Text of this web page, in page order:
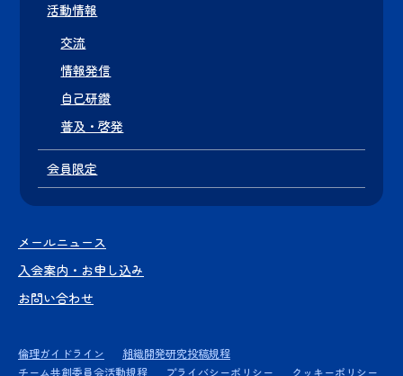
活動情報
交流
情報発信
自己研鑽
普及・啓発
会員限定
メールニュース
入会案内・お申し込み
お問い合わせ
倫理ガイドライン
組織開発研究投稿規程
チーム共創委員会活動規程
プライバシーポリシー クッキーポリシー